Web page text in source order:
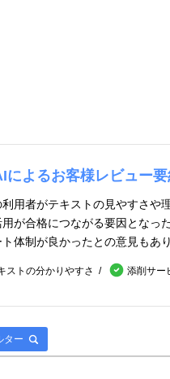
によるお客様レビュー
利用者がテキストの見やすさや
用が合格につながる要因となっ
体制が良かったとの意見もあ
ストの分かりやすさ 添削サー
ター